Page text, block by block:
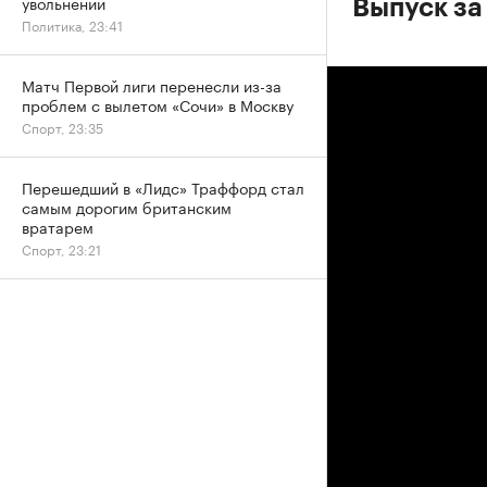
Выпуск
Политика, 23:41
Матч Первой лиги перенесли из-за
проблем с вылетом «Сочи» в Москву
Спорт, 23:35
Перешедший в «Лидс» Траффорд стал
самым дорогим британским
вратарем
Спорт, 23:21